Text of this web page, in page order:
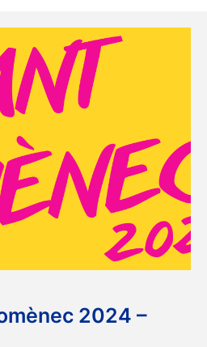
2024 –